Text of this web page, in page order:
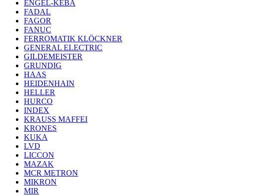
ENGEL-KEBA
FADAL
FAGOR
FANUC
FERROMATIK KLÖCKNER
GENERAL ELECTRIC
GILDEMEISTER
GRUNDIG
HAAS
HEIDENHAIN
HELLER
HURCO
INDEX
KRAUSS MAFFEI
KRONES
KUKA
LVD
LICCON
MAZAK
MCR METRON
MIKRON
MIR